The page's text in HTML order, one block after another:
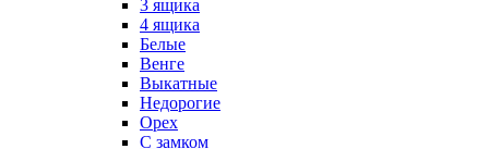
3 ящика
4 ящика
Белые
Венге
Выкатные
Недорогие
Орех
С замком